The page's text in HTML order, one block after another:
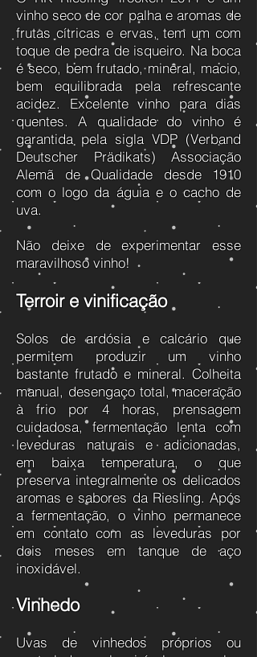
vinho seco de cor palha e aromas de
frutas cítricas e ervas, tem um com
toque de pedra de isqueiro. Na boca
é seco, bem frutado, mineral, macio,
bem equilibrada pela refrescante
acidez. Excelente vinho para dias
quentes.A qualidade do vinho é
garantida pela sigla VDP (Verband
Deutscher Prädikats) Associação
Alemã de Qualidade desde 1910
com o logo da águia e o cacho de
uva.
Não deixe de experimentar esse
maravilhoso vinho!
Terroir e vinificação
Solos de ardósia e calcário que
permitem produzir um vinho
bastante frutado e mineral. Colheita
manual, desengaço total, maceração
à frio por 4 horas, prensagem
cuidadosa, fermentação lenta com
leveduras naturais e adicionadas,
em baixa temperatura, o que
preserva integralmente os delicados
aromas e sabores da Riesling. Após
a fermentação, o vinho permanece
em contato com as leveduras por
dois meses em tanque de aço
inoxidável.
Vinhedo
Uvas de vinhedos próprios ou